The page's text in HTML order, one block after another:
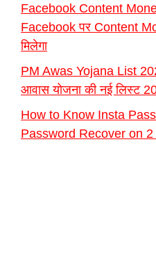
Facebook Content
Facebook पर Content
मिलेगा
PM Awas Yojana List
आवास योजना की नई लिस्ट
How to Know Insta
Password Recover on